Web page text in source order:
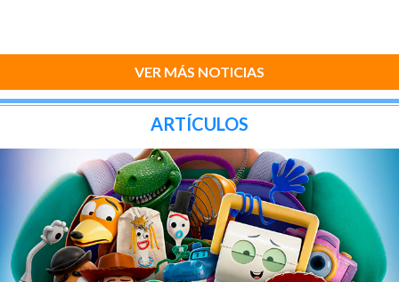
VER MÁS NOTICIAS
ARTÍCULOS